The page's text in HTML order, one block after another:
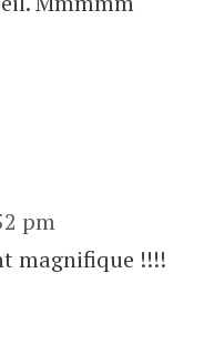
pm
magnifique !!!!